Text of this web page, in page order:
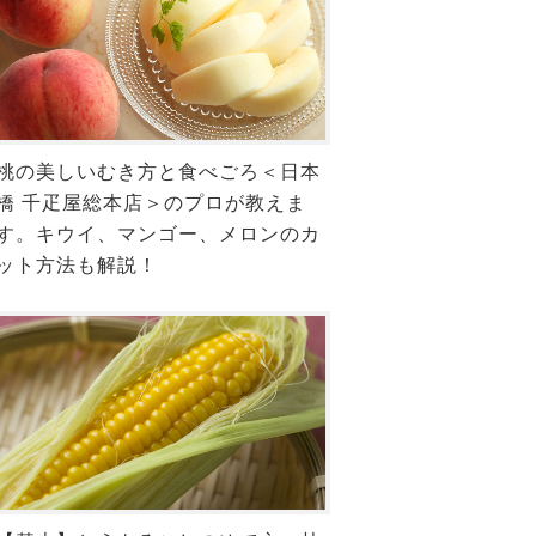
の美しいむき方と食べごろ＜日本
千疋屋総本店＞のプロが教えま
。キウイ、マンゴー、メロンのカ
ト方法も解説！